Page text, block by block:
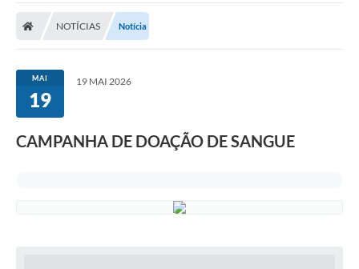
Carta de Serviços
Ouvidoria
NOTÍCIAS Notícia
MAI
19
19 MAI 2026
CAMPANHA DE DOAÇÃO DE SANGUE